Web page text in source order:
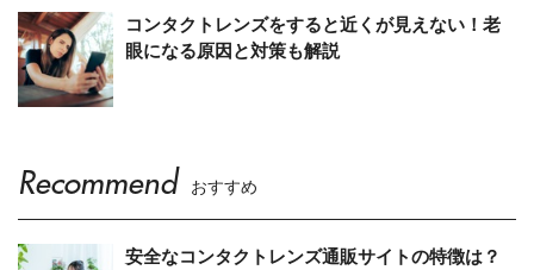
コンタクトレンズをすると近くが見えない！老
眼になる原因と対策も解説
Recommend おすすめ
安全なコンタクトレンズ通販サイトの特徴は？